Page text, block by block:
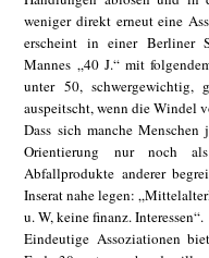
weniger direkt erneut eine
erscheint in einer Berliner
Mannes „40 J.“ mit
unter 50,
auspeitscht, wenn die Windel
Dass sich manche
Orientierung nur noch
Abfallprodukte anderer
Inserat nahe legen:
u. W, keine finanz. Interessen“.
Eindeutige Assoziationen